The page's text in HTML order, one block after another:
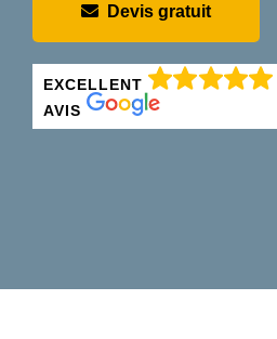
Devis gratuit
EXCELLENT
AVIS